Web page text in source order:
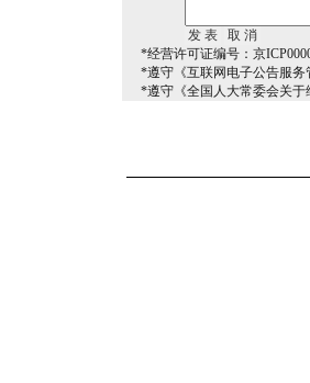
*经营许可证编号：京
*遵守《互联网电子公告服务
*遵守《全国人大常委会关于